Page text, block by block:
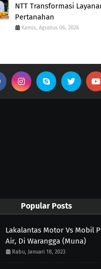
NTT Transformasi
Pertanahan
Kamis, Agustus 06, 2026
Popular Posts
Lakalantas Motor Vs Mobil
Air, Di Warangga (Muna)
Rabu, Januari 18, 2023